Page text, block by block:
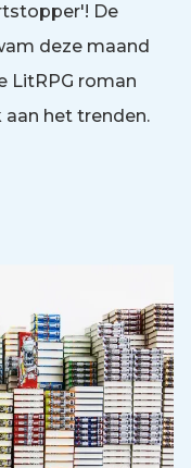
De
deze maand
LitRPG roman
aan het trenden.